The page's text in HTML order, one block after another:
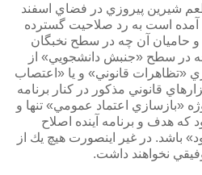
شيرين پيروزي در فضاي اسفند
آمده است به رد صلاحيت گسترده
حاميان آن چه در سطح نخبگان
در سطح «جنبش دانشجويي» از
«تظاهرات قانوني» و يا «اعتصاب
قانوني مذكور در كنار برنامه
«بازسازي اعتماد عمومي» تنها و
كه هدف و برنامه آينده اصلاح
باشد. در غير اينصورت هيچ يك از
نخواهند داشت.